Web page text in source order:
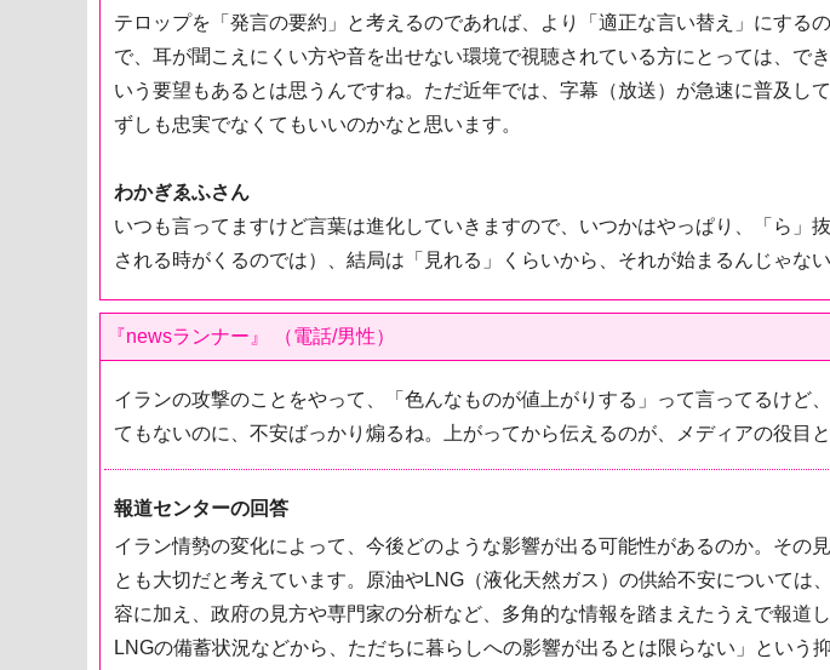
テロップを「発言の要約」と考えるのであれば、より「適正な言い替え」にする
で、耳が聞こえにくい方や音を出せない環境で視聴されている方にとっては、で
いう要望もあるとは思うんですね。ただ近年では、字幕（放送）が急速に普及し
ずしも忠実でなくてもいいのかなと思います。
わかぎゑふさん
いつも言ってますけど言葉は進化していきますので、いつかはやっぱり、「ら」
される時がくるのでは）、結局は「見れる」くらいから、それが始まるんじゃない
『newsランナー』 （電話/男性）
イランの攻撃のことをやって、「色んなものが値上がりする」って言ってるけど
てもないのに、不安ばっかり煽るね。上がってから伝えるのが、メディアの役目
報道センターの回答
イラン情勢の変化によって、今後どのような影響が出る可能性があるのか。その
とも大切だと考えています。原油やLNG（液化天然ガス）の供給不安については
容に加え、政府の見方や専門家の分析など、多角的な情報を踏まえたうえで報道
LNGの備蓄状況などから、ただちに暮らしへの影響が出るとは限らない」という